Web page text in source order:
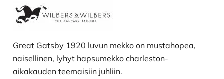
Great Gatsby 1920 luvun mekko on mustahopea,
naisellinen, lyhyt hapsumekko charleston-
aikakauden teemaisiin juhliin.